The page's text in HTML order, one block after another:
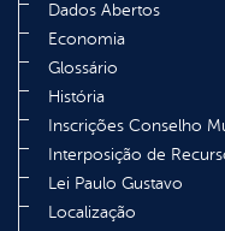
Dados Abertos
Economia
Glossário
História
Inscrições Conselho
Interposição de
Lei Paulo Gustavo
Localização